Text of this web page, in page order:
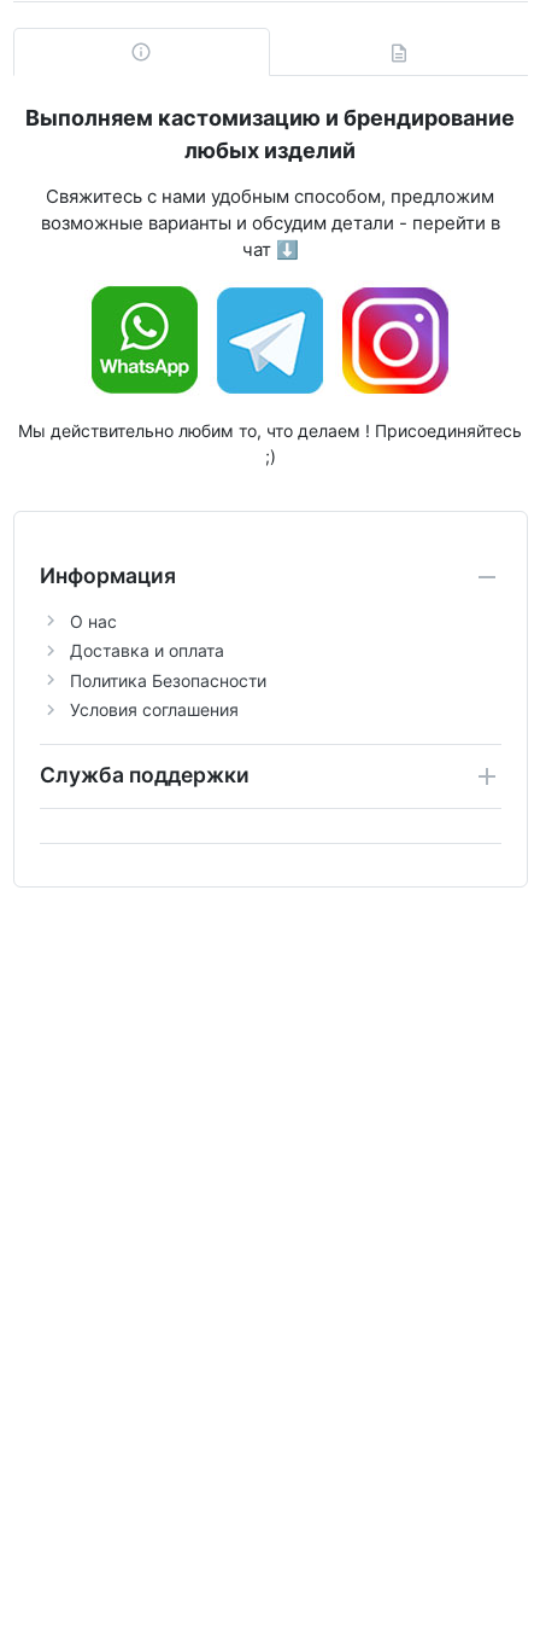
Выполняем кастомизацию и брендирование
любых изделий
Свяжитесь с нами удобным способом, предложим
возможные варианты и обсудим детали - перейти в
чат ⬇
Мы действительно любим то, что делаем ! Присоединяйтесь
;)
Информация
О нас
Доставка и оплата
Политика Безопасности
Условия соглашения
Служба поддержки